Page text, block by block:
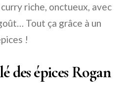
riche, onctueux, avec
Tout ça grâce à un
!
des épices Rogan